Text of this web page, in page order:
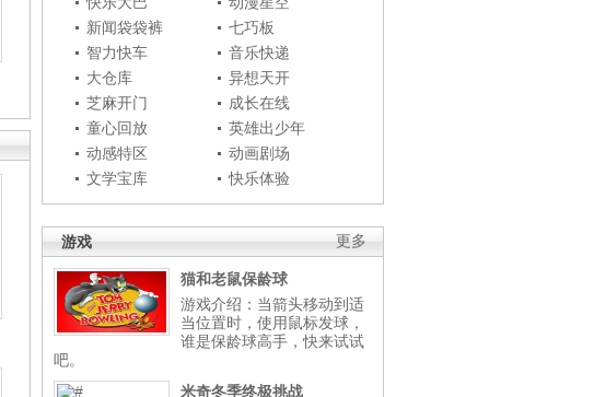
新闻袋袋裤
七巧板
智力快车
音乐快递
大仓库
异想天开
芝麻开门
成长在线
童心回放
英雄出少年
动感特区
动画剧场
文学宝库
快乐体验
更多
游戏
猫和老鼠保龄球
游戏介绍：当箭头移动到适
当位置时，使用鼠标发球，
谁是保龄球高手，快来试试
吧。
米奇冬季终极挑战